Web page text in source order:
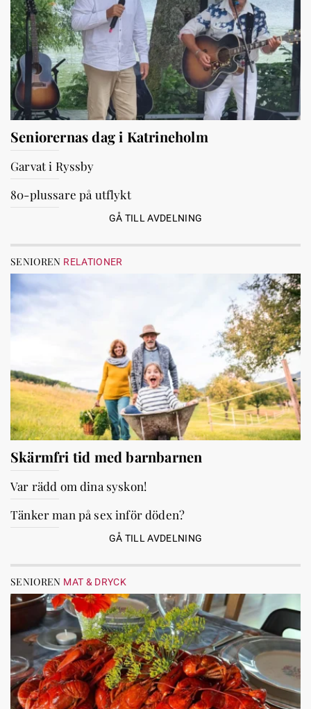
Seniorernas dag i Katrineholm
Garvat i Ryssby
80-plussare på utflykt
GÅ TILL AVDELNING
SENIOREN RELATIONER
Skärmfri tid med barnbarnen
Var rädd om dina syskon!
Tänker man på sex inför döden?
GÅ TILL AVDELNING
SENIOREN MAT & DRYCK